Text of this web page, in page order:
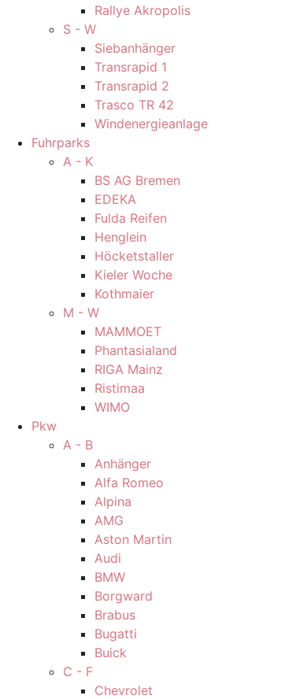
Rallye Akropolis
S - W
Siebanhänger
Transrapid 1
Transrapid 2
Trasco TR 42
Windenergieanlage
Fuhrparks
A - K
BS AG Bremen
EDEKA
Fulda Reifen
Henglein
Höcketstaller
Kieler Woche
Kothmaier
M - W
MAMMOET
Phantasialand
RIGA Mainz
Ristimaa
WIMO
Pkw
A - B
Anhänger
Alfa Romeo
Alpina
AMG
Aston Martin
Audi
BMW
Borgward
Brabus
Bugatti
Buick
C - F
Chevrolet